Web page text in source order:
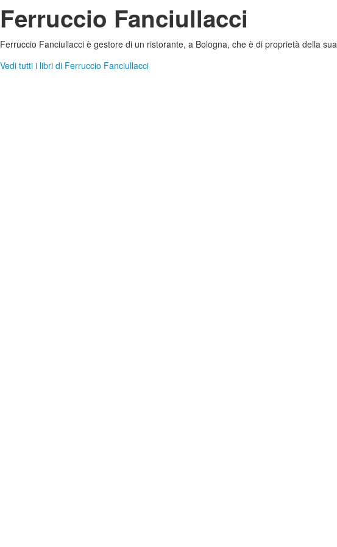
Ferruccio Fanciullacci
Ferruccio Fanciullacci è gestore di un ristorante, a Bologna, che è di proprietà della
Vedi tutti i libri di Ferruccio Fanciullacci